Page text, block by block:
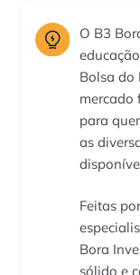
O B3
Bolsa do
mercado
para
as
Feitas
Bora
sólido e